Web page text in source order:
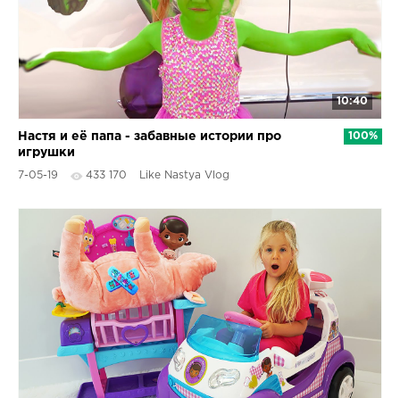
10:40
Настя и её папа - забавные истории про
игрушки
7-05-19 433 170 Like Nastya Vlog
100%